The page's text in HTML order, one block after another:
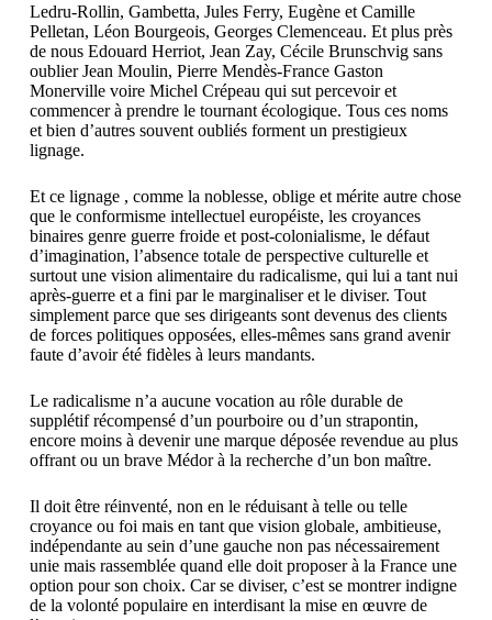
Ledru-Rollin, Gambetta, Jules Ferry, Eugène et Camille
Pelletan, Léon Bourgeois, Georges Clemenceau. Et plus près
de nous Edouard Herriot, Jean Zay, Cécile Brunschvig sans
oublier Jean Moulin, Pierre Mendès-France Gaston
Monerville voire Michel Crépeau qui sut percevoir et
commencer à prendre le tournant écologique. Tous ces noms
et bien d’autres souvent oubliés forment un prestigieux
lignage.
Et ce lignage , comme la noblesse, oblige et mérite autre chose
que le conformisme intellectuel européiste, les croyances
binaires genre guerre froide et post-colonialisme, le défaut
d’imagination, l’absence totale de perspective culturelle et
surtout une vision alimentaire du radicalisme, qui lui a tant nui
après-guerre et a fini par le marginaliser et le diviser. Tout
simplement parce que ses dirigeants sont devenus des clients
de forces politiques opposées, elles-mêmes sans grand avenir
faute d’avoir été fidèles à leurs mandants.
Le radicalisme n’a aucune vocation au rôle durable de
supplétif récompensé d’un pourboire ou d’un strapontin,
encore moins à devenir une marque déposée revendue au plus
offrant ou un brave Médor à la recherche d’un bon maître.
Il doit être réinventé, non en le réduisant à telle ou telle
croyance ou foi mais en tant que vision globale, ambitieuse,
indépendante au sein d’une gauche non pas nécessairement
unie mais rassemblée quand elle doit proposer à la France une
option pour son choix. Car se diviser, c’est se montrer indigne
de la volonté populaire en interdisant la mise en œuvre de